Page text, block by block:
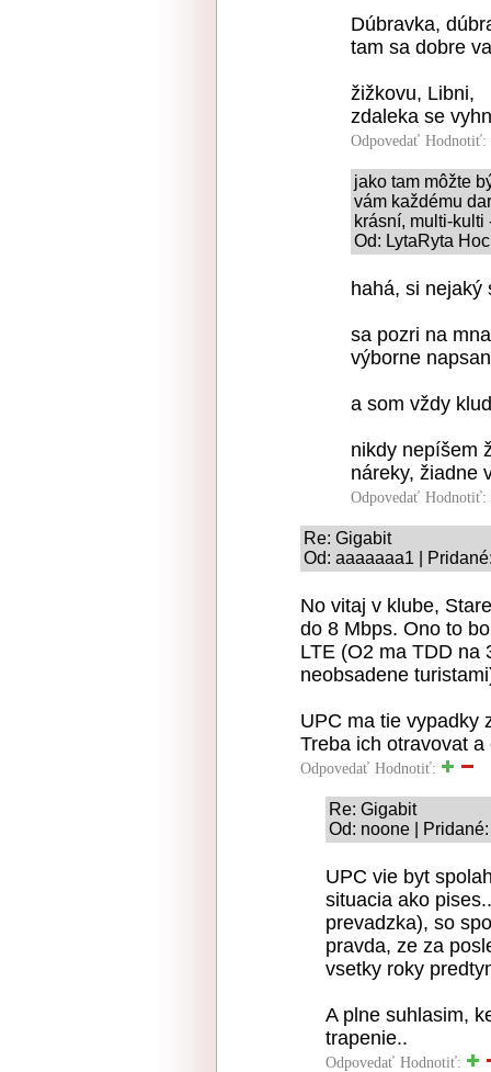
Dúbravka,
tam sa dobre
žižkovu, Libni,
zdaleka se
Odpovedať Hodnotiť:
jako tam môžte
vám každému
krásní, multi-kulti
Od: LytaRyta
hahá, si nejaký
sa pozri na
výborne
a som vždy
nikdy nepíšem
náreky, žiadne
Odpovedať Hodnotiť:
Re: Gigabit
Od: aaaaaaa1 |
No vitaj v klube,
do 8 Mbps. Ono to
LTE (O2 ma TDD na
neobsadene
UPC ma tie vypadky
Treba ich otravovat
Odpovedať Hodnotiť:
Re: Gigabit
Od: noone |
UPC vie byt
situacia ako
prevadzka), so
pravda, ze za
vsetky roky
A plne suhlasim,
trapenie..
Odpovedať Hodnotiť: